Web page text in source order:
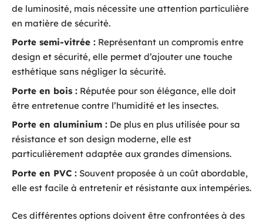
de luminosité, mais nécessite une attention particulière
en matière de sécurité.
Porte semi-vitrée : Représentant un compromis entre
design et sécurité, elle permet d’ajouter une touche
esthétique sans négliger la sécurité.
Porte en bois : Réputée pour son élégance, elle doit
être entretenue contre l’humidité et les insectes.
Porte en aluminium : De plus en plus utilisée pour sa
résistance et son design moderne, elle est
particulièrement adaptée aux grandes dimensions.
Porte en PVC : Souvent proposée à un coût abordable,
elle est facile à entretenir et résistante aux intempéries.
Ces différentes options doivent être confrontées à des